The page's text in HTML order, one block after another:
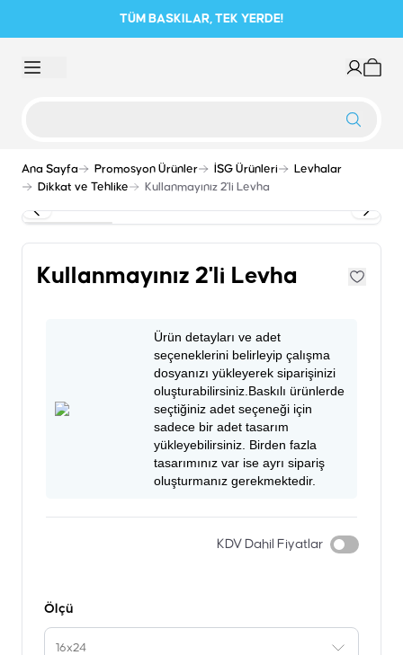
TÜM BASKILAR, TEK YERDE!
Ana Sayfa Promosyon Ürünler İSG Ürünleri
Levhalar
Dikkat ve Tehlike
Kullanmayınız 2'li Levha
Kullanmayınız 2'li Levha
Ürün detayları ve adet
seçeneklerini belirleyip çalışma
dosyanızı yükleyerek siparişinizi
oluşturabilirsiniz.Baskılı ürünlerde
seçtiğiniz adet seçeneği için
sadece bir adet tasarım
yükleyebilirsiniz. Birden fazla
tasarımınız var ise ayrı sipariş
oluşturmanız gerekmektedir.
KDV Dahil Fiyatlar
Ölçü
16x24